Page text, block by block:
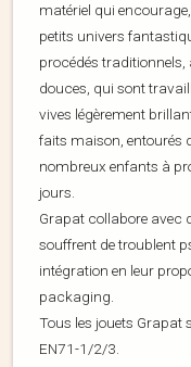
matériel qui
petits univers
procédés traditionnels,
douces, qui sont
vives légèrement
faits maison, entourés
nombreux enfants à
jours.
Grapat collabore avec
souffrent de troublent
intégration en leur
packaging.
Tous les jouets Grapat
EN71-1/2/3.